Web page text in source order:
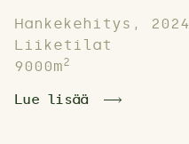
Hankekehitys, 2024
Liiketilat
9000m2
Lue lisää